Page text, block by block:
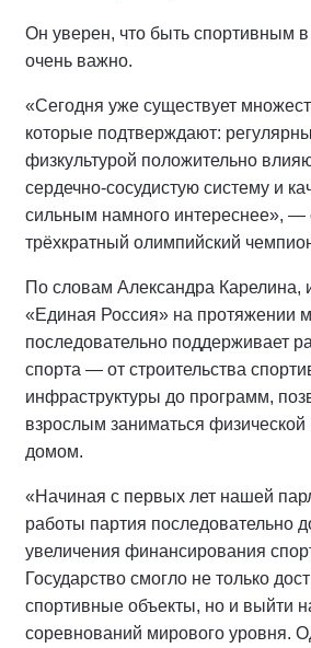
Он уверен, что быть спортивным
очень важно.
«Сегодня уже существует
которые подтверждают:
физкультурой положительно
сердечно-сосудистую систему и
сильным намного интереснее», —
трёхкратный олимпийский
По словам Александра Карелина,
«Единая Россия» на протяжении
последовательно поддерживает
спорта — от строительства
инфраструктуры до программ,
взрослым заниматься физической
домом.
«Начиная с первых лет нашей
работы партия последовательно
увеличения финансирования
Государство смогло не только
спортивные объекты, но и выйти
соревнований мирового уровня.